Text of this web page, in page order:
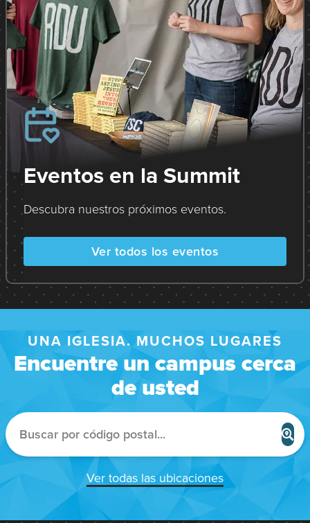
Eventos en la Summit
Descubra nuestros próximos eventos.
Ver todos los eventos
UNA IGLESIA. MUCHOS LUGARES
Encuentre un campus cerca
de usted
B
u
c
Ver todas las ubicaciones